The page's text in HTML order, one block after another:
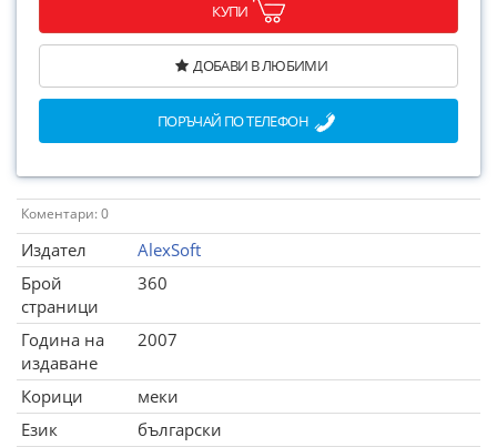
КУПИ
ДОБАВИ В ЛЮБИМИ
ПОРЪЧАЙ ПО ТЕЛЕФОН
Коментари: 0
Издател
AlexSoft
Брой
страници
360
Година на
издаване
2007
Корици
меки
Език
български